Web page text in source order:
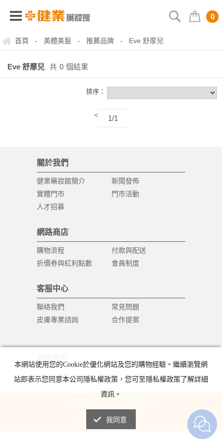
0
首頁 - 美體美髮 - 推薦品牌 - Eve 舒摩兒
Eve 舒摩兒 共 0 個結果
排序：
< 1/1
關於我們
健業藥妝館簡介
新聞發佈
實體門市
門市活動
人才招募
網路商店
購物流程
付款與配送
折價券與紅利點數
會員制度
客服中心
聯絡我們
皮膚專業諮詢
常見問題
合作提案
防止詐騙 隱私權政策
Copyright © 2018 健業生技有限公司
手機版 | 電腦版
本網站使用您的Cookie於優化網站及您的購物經驗。繼續瀏覽網
站即表示您同意本公司隱私權政策，您可至隱私權政策了解詳細
資訊。
我同意